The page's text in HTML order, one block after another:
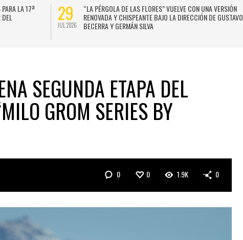
LA 17ª
29
JUL 2026
“LA PÉRGOLA DE LAS FLORES” VUELVE CON UNA VERSIÓN
RENOVADA Y CHISPEANTE BAJO LA DIRECCIÓN DE GUSTAVO
BECERRA Y GERMÁN SILVA
SEGUNDA ETAPA DEL
GROM SERIES BY
0 0 1.9K 0